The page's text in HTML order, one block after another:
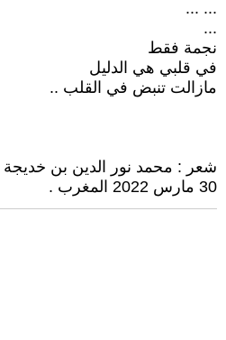
... ...
...
نجمة فقط
في قلبي هي الدليل
مازالت تنبض في القلب ..
شعر : محمد نور الدين بن خديجة
30 مارس 2022 المغرب .